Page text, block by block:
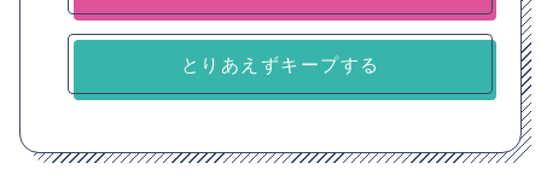
とりあえずキープする